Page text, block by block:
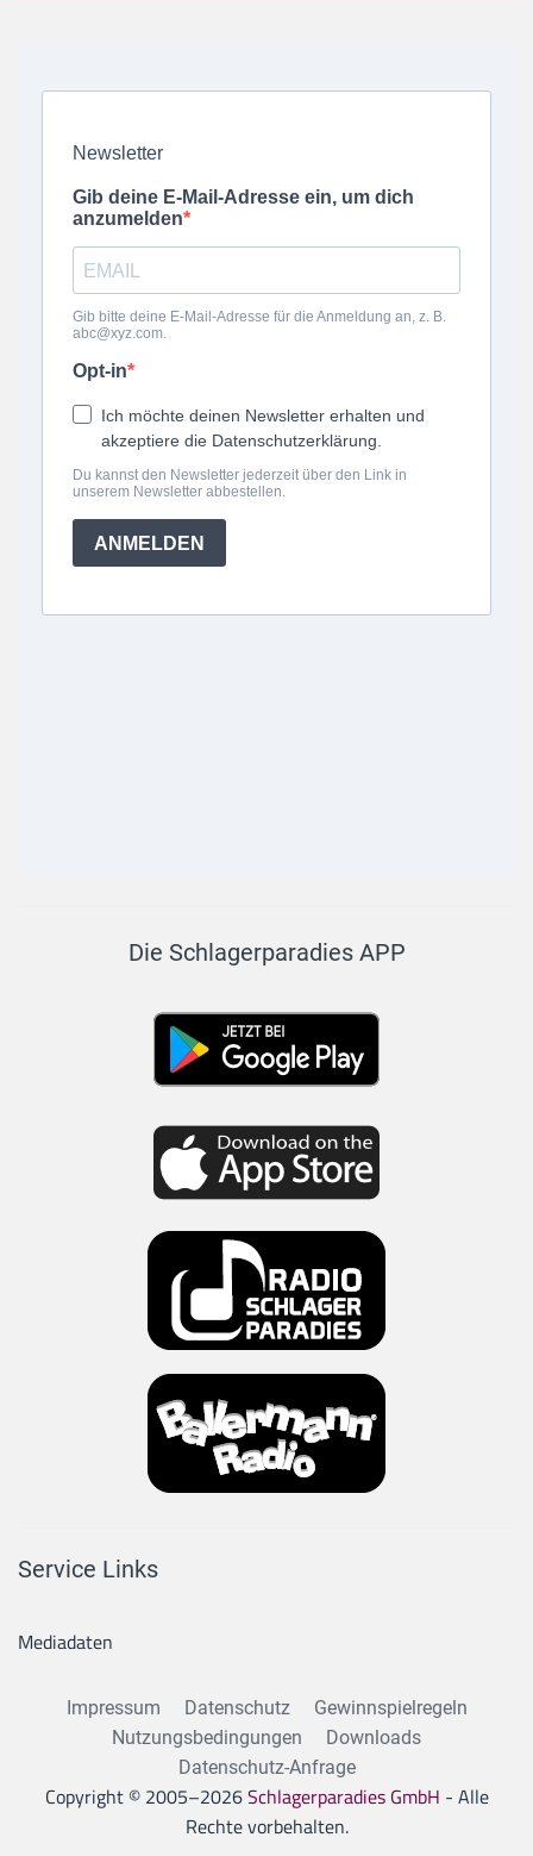
Die Schlagerparadies APP
Service Links
Mediadaten
Impressum Datenschutz
Gewinnspielregeln
Nutzungsbedingungen
Downloads
Datenschutz-Anfrage
Copyright © 2005–2026Schlagerparadies GmbH - Alle
Rechte vorbehalten.